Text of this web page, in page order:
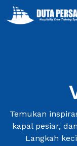
Temukan
kapal pesiar,
Langkah